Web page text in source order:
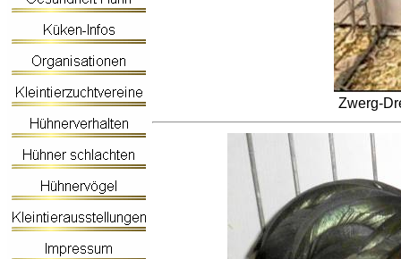
Zwerg-